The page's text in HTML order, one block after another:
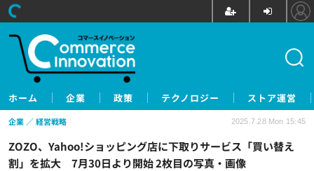
ホーム 企業 政策 テクノロジー ストア運営
ZOZO、Yahoo!ショッピング店に下取りサービス「買い替え
割」を拡大 7月30日より開始 2枚目の写真・画像
企業 経営戦略 2025.7.28 Mon 15:45